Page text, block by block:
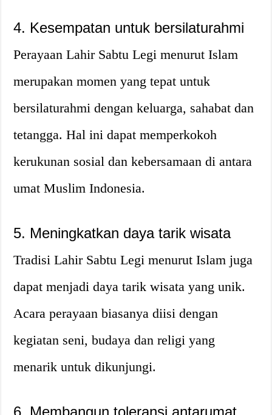
4. Kesempatan untuk bersilaturahmi
Perayaan Lahir Sabtu Legi menurut Islam
merupakan momen yang tepat untuk
bersilaturahmi dengan keluarga, sahabat dan
tetangga. Hal ini dapat memperkokoh
kerukunan sosial dan kebersamaan di antara
umat Muslim Indonesia.
5. Meningkatkan daya tarik wisata
Tradisi Lahir Sabtu Legi menurut Islam juga
dapat menjadi daya tarik wisata yang unik.
Acara perayaan biasanya diisi dengan
kegiatan seni, budaya dan religi yang
menarik untuk dikunjungi.
6. Membangun toleransi antarumat